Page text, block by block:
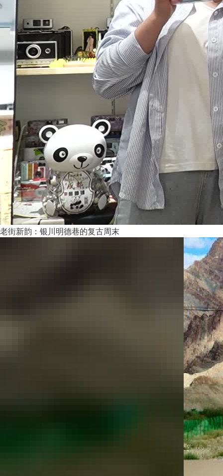
老街新韵：银川明德巷的复古周末